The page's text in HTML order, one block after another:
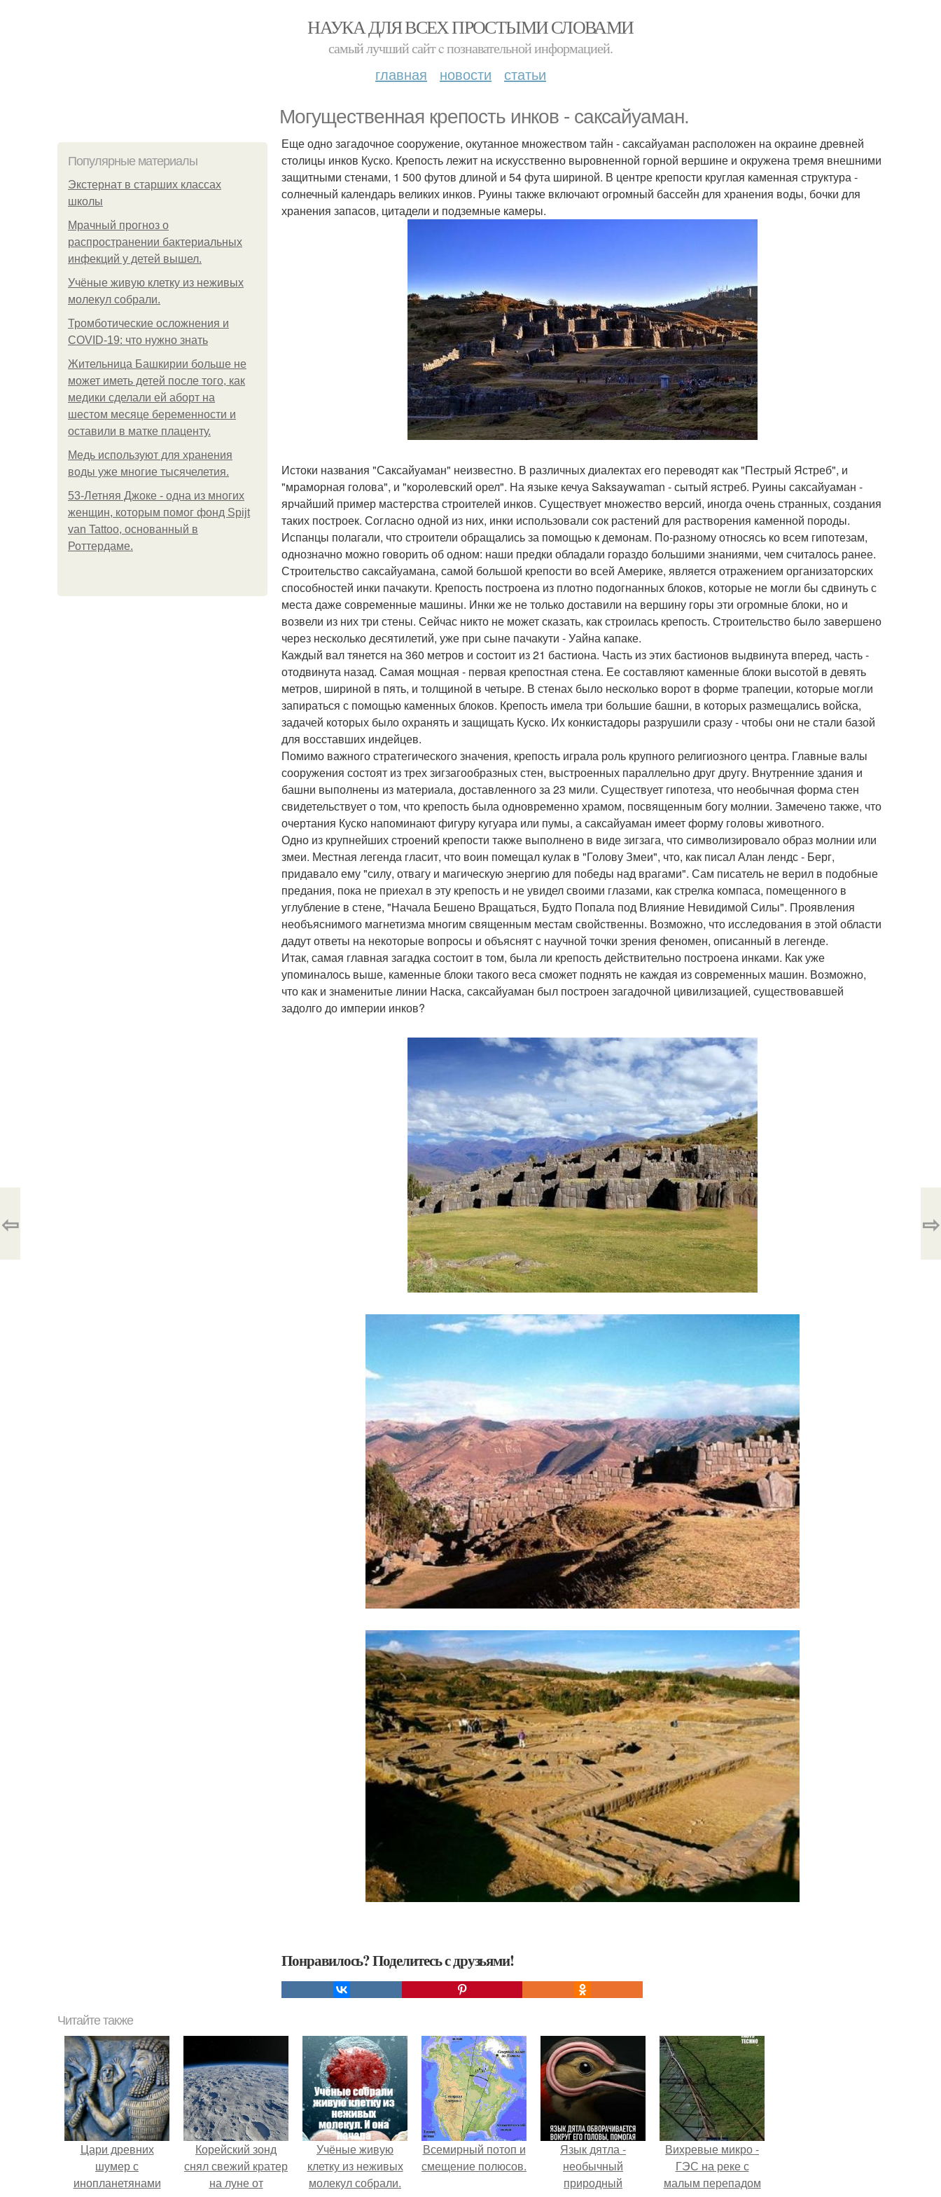
НАУКА ДЛЯ ВСЕХ ПРОСТЫМИ СЛОВАМИ
самый лучший сайт c познавательной информацией.
главная новости статьи
Могущественная крепость инков - саксайуаман.
Популярные материалы
Экстернат в старших классах
школы
Мрачный прогноз о
распространении бактериальных
инфекций у детей вышел.
Учёные живую клетку из неживых
молекул собрали.
Тромботические осложнения и
COVID-19: что нужно знать
Жительница Башкирии больше не
может иметь детей после того, как
медики сделали ей аборт на
шестом месяце беременности и
оставили в матке плаценту.
Медь используют для хранения
воды уже многие тысячелетия.
53-Летняя Джоке - одна из многих
женщин, которым помог фонд Spijt
van Tattoo, основанный в
Роттердаме.
Еще одно загадочное сооружение, окутанное множеством тайн - саксайуаман расположен на окраине древней
столицы инков Куско. Крепость лежит на искусственно выровненной горной вершине и окружена тремя внешними
защитными стенами, 1 500 футов длиной и 54 фута шириной. В центре крепости круглая каменная структура -
солнечный календарь великих инков. Руины также включают огромный бассейн для хранения воды, бочки для
хранения запасов, цитадели и подземные камеры.
Истоки названия "Саксайуаман" неизвестно. В различных диалектах его переводят как "Пестрый Ястреб", и
"мраморная голова", и "королевский орел". На языке кечуа Saksaywaman - сытый ястреб. Руины саксайуаман -
ярчайший пример мастерства строителей инков. Существует множество версий, иногда очень странных, создания
таких построек. Согласно одной из них, инки использовали сок растений для растворения каменной породы.
Испанцы полагали, что строители обращались за помощью к демонам. По-разному относясь ко всем гипотезам,
однозначно можно говорить об одном: наши предки обладали гораздо большими знаниями, чем считалось ранее.
Строительство саксайуамана, самой большой крепости во всей Америке, является отражением организаторских
способностей инки пачакути. Крепость построена из плотно подогнанных блоков, которые не могли бы сдвинуть с
места даже современные машины. Инки же не только доставили на вершину горы эти огромные блоки, но и
возвели из них три стены. Сейчас никто не может сказать, как строилась крепость. Строительство было завершено
через несколько десятилетий, уже при сыне пачакути - Уайна капаке.
Каждый вал тянется на 360 метров и состоит из 21 бастиона. Часть из этих бастионов выдвинута вперед, часть -
отодвинута назад. Самая мощная - первая крепостная стена. Ее составляют каменные блоки высотой в девять
метров, шириной в пять, и толщиной в четыре. В стенах было несколько ворот в форме трапеции, которые могли
запираться с помощью каменных блоков. Крепость имела три большие башни, в которых размещались войска,
задачей которых было охранять и защищать Куско. Их конкистадоры разрушили сразу - чтобы они не стали базой
для восставших индейцев.
Помимо важного стратегического значения, крепость играла роль крупного религиозного центра. Главные валы
сооружения состоят из трех зигзагообразных стен, выстроенных параллельно друг другу. Внутренние здания и
башни выполнены из материала, доставленного за 23 мили. Существует гипотеза, что необычная форма стен
свидетельствует о том, что крепость была одновременно храмом, посвященным богу молнии. Замечено также, что
очертания Куско напоминают фигуру кугуара или пумы, а саксайуаман имеет форму головы животного.
Одно из крупнейших строений крепости также выполнено в виде зигзага, что символизировало образ молнии или
змеи. Местная легенда гласит, что воин помещал кулак в "Голову Змеи", что, как писал Алан лендс - Берг,
придавало ему "силу, отвагу и магическую энергию для победы над врагами". Сам писатель не верил в подобные
предания, пока не приехал в эту крепость и не увидел своими глазами, как стрелка компаса, помещенного в
углубление в стене, "Начала Бешено Вращаться, Будто Попала под Влияние Невидимой Силы". Проявления
необъяснимого магнетизма многим священным местам свойственны. Возможно, что исследования в этой области
дадут ответы на некоторые вопросы и объяснят с научной точки зрения феномен, описанный в легенде.
Итак, самая главная загадка состоит в том, была ли крепость действительно построена инками. Как уже
упоминалось выше, каменные блоки такого веса сможет поднять не каждая из современных машин. Возможно,
что как и знаменитые линии Наска, саксайуаман был построен загадочной цивилизацией, существовавшей
задолго до империи инков?
Понравилось? Поделитесь с друзьями!
⇦ ⇨
Читайте также
Цари древних
шумер с
инопланетянами
Корейский зонд
снял свежий кратер
на луне от
Учёные живую
клетку из неживых
молекул собрали.
Всемирный потоп и
смещение полюсов.
Язык дятла -
необычный
природный
Вихревые микро -
ГЭС на реке с
малым перепадом